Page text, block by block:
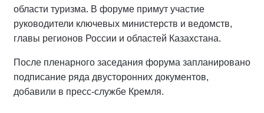
области туризма. В форуме примут участие
руководители ключевых министерств и ведомств,
главы регионов России и областей Казахстана.
После пленарного заседания форума запланировано
подписание ряда двусторонних документов,
добавили в пресс-службе Кремля.